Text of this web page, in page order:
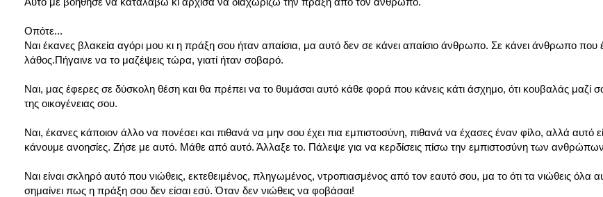
Οπότε...
Ναι έκανες βλακεία αγόρι μου κι η πράξη σου ήταν απαίσια, μα αυτό δεν σε κάνει απαίσιο άνθρωπο. Σε κάνει άνθρωπο που
λάθος.Πήγαινε να το μαζέψεις τώρα, γιατί ήταν σοβαρό.
Ναι, μας έφερες σε δύσκολη θέση και θα πρέπει να το θυμάσαι αυτό κάθε φορά που κάνεις κάτι άσχημο, ότι κουβαλάς μαζί
της οικογένειας σου.
Ναι, έκανες κάποιον άλλο να πονέσει και πιθανά να μην σου έχει πια εμπιστοσύνη, πιθανά να έχασες έναν φίλο, αλλά αυτό
κάνουμε ανοησίες. Ζήσε με αυτό. Μάθε από αυτό. Άλλαξε το. Πάλεψε για να κερδίσεις πίσω την εμπιστοσύνη των
Ναι είναι σκληρό αυτό που νιώθεις, εκτεθειμένος, πληγωμένος, ντροπιασμένος από τον εαυτό σου, μα το ότι τα νιώθεις όλα
σημαίνει πως η πράξη σου δεν είσαι εσύ. Όταν δεν νιώθεις να φοβάσαι!